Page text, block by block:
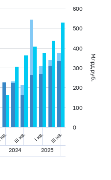
Млрд руб.
2024
III кв. I кв.
2025
III кв.
0
100
200
300
400
500
600